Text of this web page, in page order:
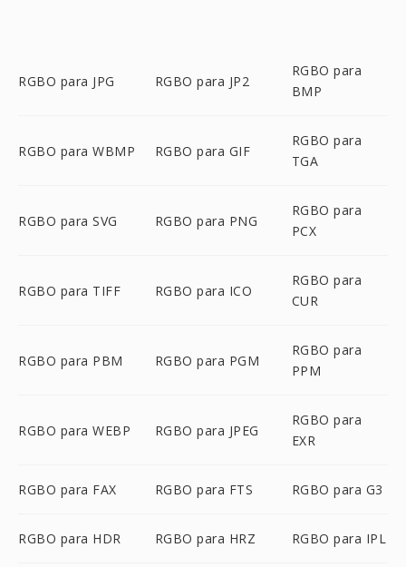
RGBO para JPG RGBO para JP2
RGBO para
BMP
RGBO para WBMP RGBO para GIF
RGBO para
TGA
RGBO para SVG RGBO para PNG
RGBO para
PCX
RGBO para TIFF RGBO para ICO
RGBO para
CUR
RGBO para PBM RGBO para PGM
RGBO para
PPM
RGBO para WEBP RGBO para JPEG
RGBO para
EXR
RGBO para FAX RGBO para FTS RGBO para G3
RGBO para HDR RGBO para HRZ RGBO para IPL